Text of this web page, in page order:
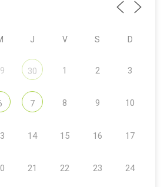
J V S D
30 1 2 3
7 8 9 10
14 15 16 17
21 22 23 24